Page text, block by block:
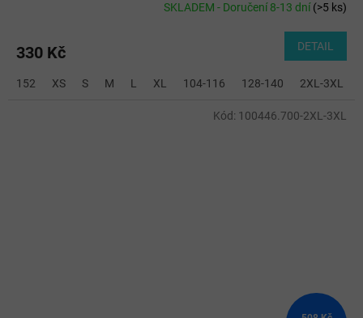
SKLADEM - Doručení 8-13 dní(>5 ks)
330 Kč DETAIL
152 XS S M L XL 104-116 128-140 2XL-3XL
Kód: 100446.700-2XL-3XL